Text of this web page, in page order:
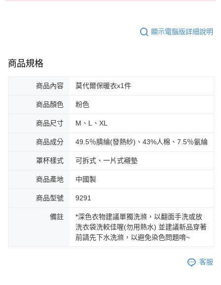
顯示電腦版詳細說明
商品規格
商品內容 莫代爾保暖衣x1件
商品顏色 粉色
商品尺寸 M、L、XL
商品成分 49.5％腈綸(發熱紗)、43%人棉、7.5％氨綸
罩杯樣式 可拆式、一片式襯墊
商品產地 中國製
商品型號 9291
備註
*深色衣物建議單獨洗滌，以翻面手洗或放
洗衣袋洗較佳喔(勿用熱水) 並建議新品穿著
前請先下水洗滌，以避免染色問題唷~
客服